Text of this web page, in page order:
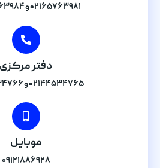
۰۲۱۶۵۷۶۳۹۸۱ و ۰۲۱۶۵۷۶۳۹۸۴
دفتر مرکزی
۰۲۱۴۴۵۳۴۷۶۵ و ۰۲۱۴۴۵۳۴۷۶۶
موبایل
۰۹۱۲۱۸۸۶۹۲۸